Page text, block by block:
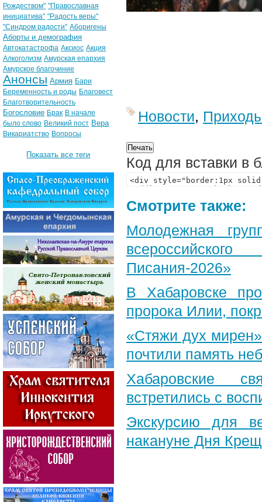
Новости,
Код для вставки в
Смотрите также:
Молодежная
Писания-2026»
В Хабаровске
пророка Илии,
«Стяжи дух
почтили память
Хабаровские
встретились с
Экскурсию для
накануне Дня
Рождеством" "Православная
инициатива" "Радость веры"
"Синдром радости" Аборигены
Аборты и демография
Автокатастрофа Аксиос Акция
Алкоголизм Амурская епархия
Амурское благочиние
Анонсы Армия Бари
Беременность и роды Благовест
Благотворительность
Богословие Брак В начале
было слово Великий пост Вера
Викариатство Вопросы
Показать все теги